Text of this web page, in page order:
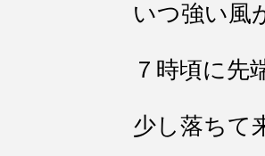
いつ強い風
７時頃に先
少し落ちて